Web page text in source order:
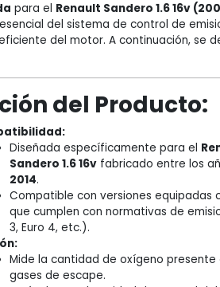
para el Renault Sandero 1.6 16v
del sistema de control de
del motor. A continuación, se
del Producto:
Diseñada específicamente para el
Sandero 1.6 16vfabricado entre los
2014.
Compatible con versiones equipadas
que cumplen con normativas de
3, Euro 4, etc.).
Mide la cantidad de oxígeno presente
gases de escape.